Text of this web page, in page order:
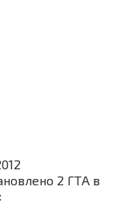
2 ГТА в